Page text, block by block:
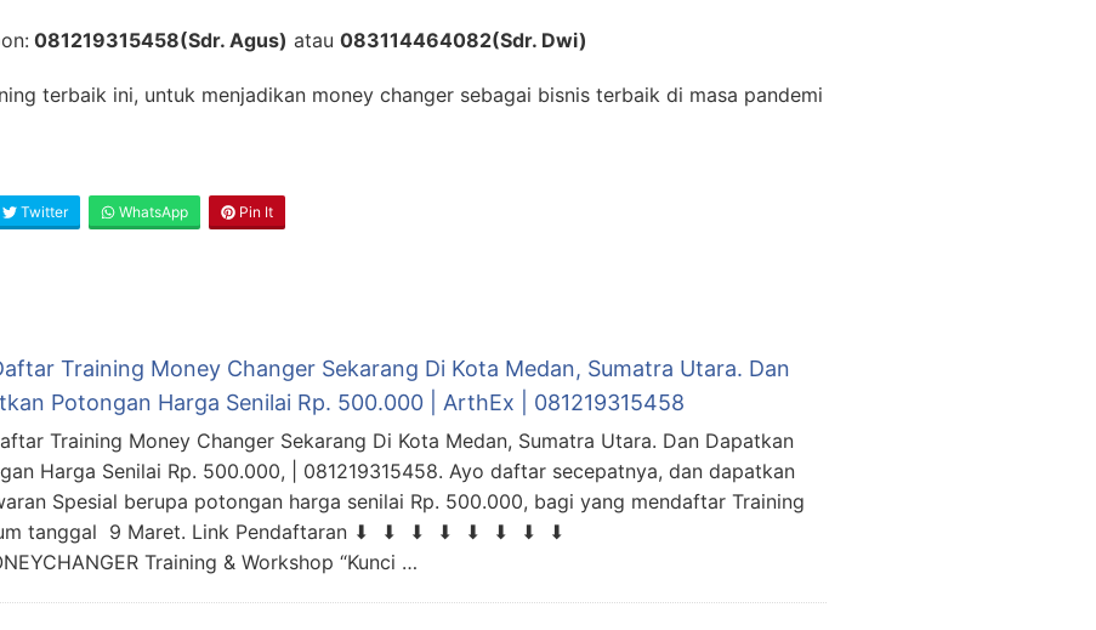
081219315458(Sdr. Agus) atau 083114464082(Sdr. Dwi)
terbaik ini, untuk menjadikan money changer sebagai bisnis terbaik di masa pandemi
Twitter WhatsApp Pin It
Training Money Changer Sekarang Di Kota Medan, Sumatra Utara. Dan
Potongan Harga Senilai Rp. 500.000 | ArthEx | 081219315458
Training Money Changer Sekarang Di Kota Medan, Sumatra Utara. Dan Dapatkan
Harga Senilai Rp. 500.000, | 081219315458. Ayo daftar secepatnya, dan dapatkan
Spesial berupa potongan harga senilai Rp. 500.000, bagi yang mendaftar Training
tanggal 9 Maret. Link Pendaftaran ⬇ ⬇ ⬇ ⬇ ⬇ ⬇ ⬇ ⬇
Training & Workshop “Kunci …